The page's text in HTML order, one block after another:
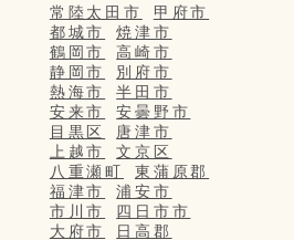
常陸太田市
甲府市
都城市
焼津市
鶴岡市
高崎市
静岡市
別府市
熱海市
半田市
安来市
安曇野市
目黒区
唐津市
上越市
文京区
八重瀬町
東蒲原郡
福津市
浦安市
市川市
四日市市
大府市
日高郡